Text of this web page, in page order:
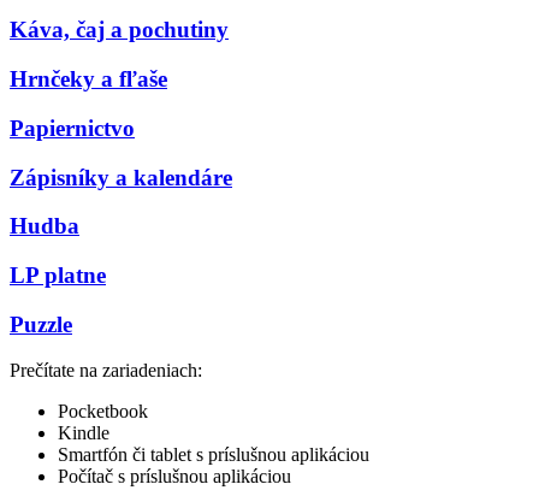
Káva, čaj a pochutiny
Hrnčeky a fľaše
Papiernictvo
Zápisníky a kalendáre
Hudba
LP platne
Puzzle
Prečítate na zariadeniach:
Pocketbook
Kindle
Smartfón či tablet s príslušnou aplikáciou
Počítač s príslušnou aplikáciou